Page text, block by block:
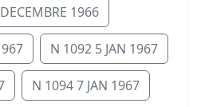
1966
N 1092 5 JAN 1967
N 1094 7 JAN 1967